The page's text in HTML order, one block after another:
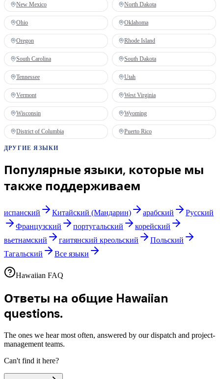
New Mexico North Dakota
Ohio Oklahoma
Oregon Rhode Island
South Carolina South Dakota
Tennessee Utah
Vermont West Virginia
Wisconsin Wyoming
District of Columbia Puerto Rico
ДРУГИЕ ЯЗЫКИ
Популярные языки, которые мы
также поддерживаем
испанский Китайский (Мандарин) арабский
Русский
Французский
португальский
корейский
вьетнамский
гаитянский креольский
Польский
Тагальский
Все языки
Hawaiian FAQ
Ответы на общие Hawaiian
questions.
The ones we hear most often, answered by our dispatch and project-
management teams.
Can't find it here?